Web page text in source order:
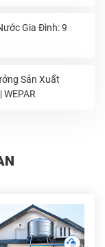
Gia Đình: 9
Sản Xuất